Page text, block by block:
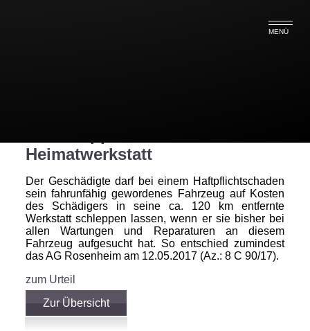
MENÜ
Heimatwerkstatt
Der Geschädigte darf bei einem Haftpflichtschaden
sein fahrunfähig gewordenes Fahrzeug auf Kosten
des Schädigers in seine ca. 120 km entfernte
Werkstatt schleppen lassen, wenn er sie bisher bei
allen Wartungen und Reparaturen an diesem
Fahrzeug aufgesucht hat. So entschied zumindest
das AG Rosenheim am 12.05.2017 (Az.: 8 C 90/17).
zum Urteil
Zur Übersicht